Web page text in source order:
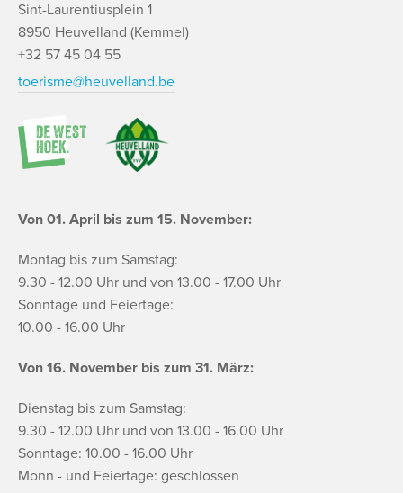
Sint-Laurentiusplein 1
8950 Heuvelland (Kemmel)
+32 57 45 04 55
toerisme@heuvelland.be
Von 01. April bis zum 15. November:
Montag bis zum Samstag:
9.30 - 12.00 Uhr und von 13.00 - 17.00 Uhr
Sonntage und Feiertage:
10.00 - 16.00 Uhr
Von 16. November bis zum 31. März:
Dienstag bis zum Samstag:
9.30 - 12.00 Uhr und von 13.00 - 16.00 Uhr
Sonntage: 10.00 - 16.00 Uhr
Monn - und Feiertage: geschlossen